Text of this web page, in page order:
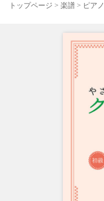
トップページ > 楽譜 > ピアノ